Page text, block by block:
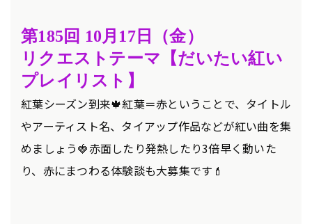
第185回 10月17日（金）
リクエスト テーマ【だいたい紅い
プレイリスト 】
紅葉シーズン到来🍁紅葉＝赤ということで、タイトル
やアーティスト名、タイアップ作品などが紅い曲を集
めましょう🍓赤面したり発熱したり3倍早く動いた
り、赤にまつわる体験談も大募集です💄